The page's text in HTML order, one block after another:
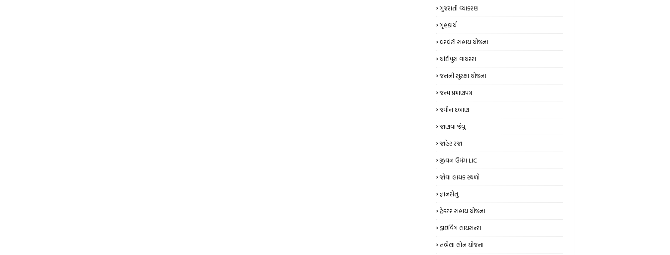
ગુજરાતી વ્યાકરણ
ગૃહકાર્ય
ઘરઘંટી સહાય યોજના
ચાંદીપુરા વાયરસ
જનની સુરક્ષા યોજના
જન્મ પ્રમાણપત્ર
જમીન દબાણ
જાણવા જેવું
જાહેર રજા
જીવન ઉમંગ LIC
જોવા લાયક સ્થળો
જ્ઞાનસેતુ
ટ્રેક્ટર સહાય યોજના
ડ્રાઇવિંગ લાયસન્સ
તબેલા લોન યોજના